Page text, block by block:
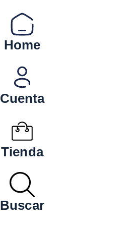
Home
Cuenta
Tienda
Buscar